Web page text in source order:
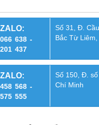
638 -
437
Số 31, Đ.
Bắc Từ
568 -
555
Số 150, Đ.
Chí Minh